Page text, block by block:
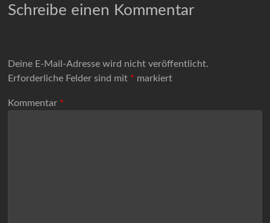
Schreibe einen Kommentar
Deine E-Mail-Adresse wird nicht veröffentlicht.
Erforderliche Felder sind mit * markiert
Kommentar *